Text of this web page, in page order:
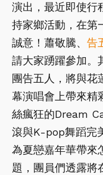
演出，最近即使行
持家鄉活動，在第
誠意！蕭敬騰、 告
請大家踴躍參加。
團告五人，將與花
幕演唱會上帶來精
絲瘋狂的Dream
滾與K-pop舞蹈完
為夏戀嘉年華帶來
題，團員們透露將